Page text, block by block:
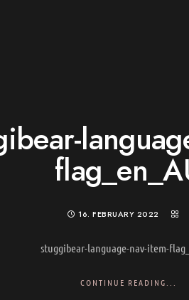
16. FEBRUARY 2022
stuggibear-language-nav-item-
CONTINUE READING...